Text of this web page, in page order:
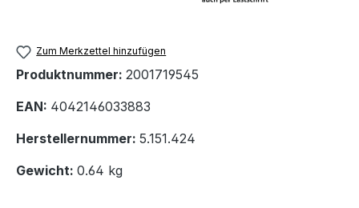
Zum Merkzettel hinzufügen
Produktnummer: 2001719545
EAN: 4042146033883
Herstellernummer: 5.151.424
Gewicht: 0.64 kg